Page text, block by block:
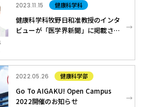
2023.11.15 健康科学科
健康科学科牧野日和准教授のインタ
ビューが「医学界新聞」に掲載され
2022.05.26 健康科学部
Go To AIGAKU! Open Campus
2022開催のお知らせ